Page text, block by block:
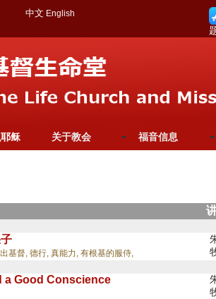
中文 English
稣 关于教会 福音信息
基督, 德行, 真能力, 有根基的服侍,
a Good Conscience